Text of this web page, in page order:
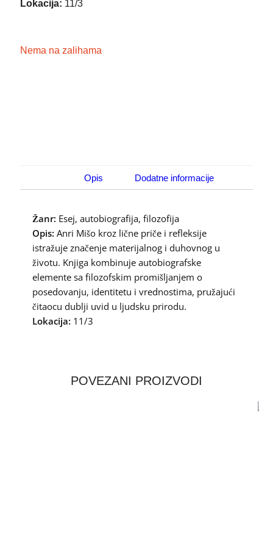
Lokacija: 11/3
Nema na zalihama
Opis Dodatne informacije
Žanr: Esej, autobiografija, filozofija
Opis: Anri Mišo kroz lične priče i refleksije
istražuje značenje materijalnog i duhovnog u
životu. Knjiga kombinuje autobiografske
elemente sa filozofskim promišljanjem o
posedovanju, identitetu i vrednostima, pružajući
čitaocu dublji uvid u ljudsku prirodu.
Lokacija: 11/3
POVEZANI PROIZVODI